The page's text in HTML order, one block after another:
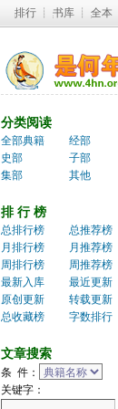
排行 ┊ 书库 ┊ 全本
分类阅读
全部典籍
经部
史部
子部
集部
其他
排 行 榜
总排行榜
总推荐榜
月排行榜
月推荐榜
周排行榜
周推荐榜
最新入库
最近更新
原创更新
转载更新
总收藏榜
字数排行
文章搜索
条 件：
关键字：